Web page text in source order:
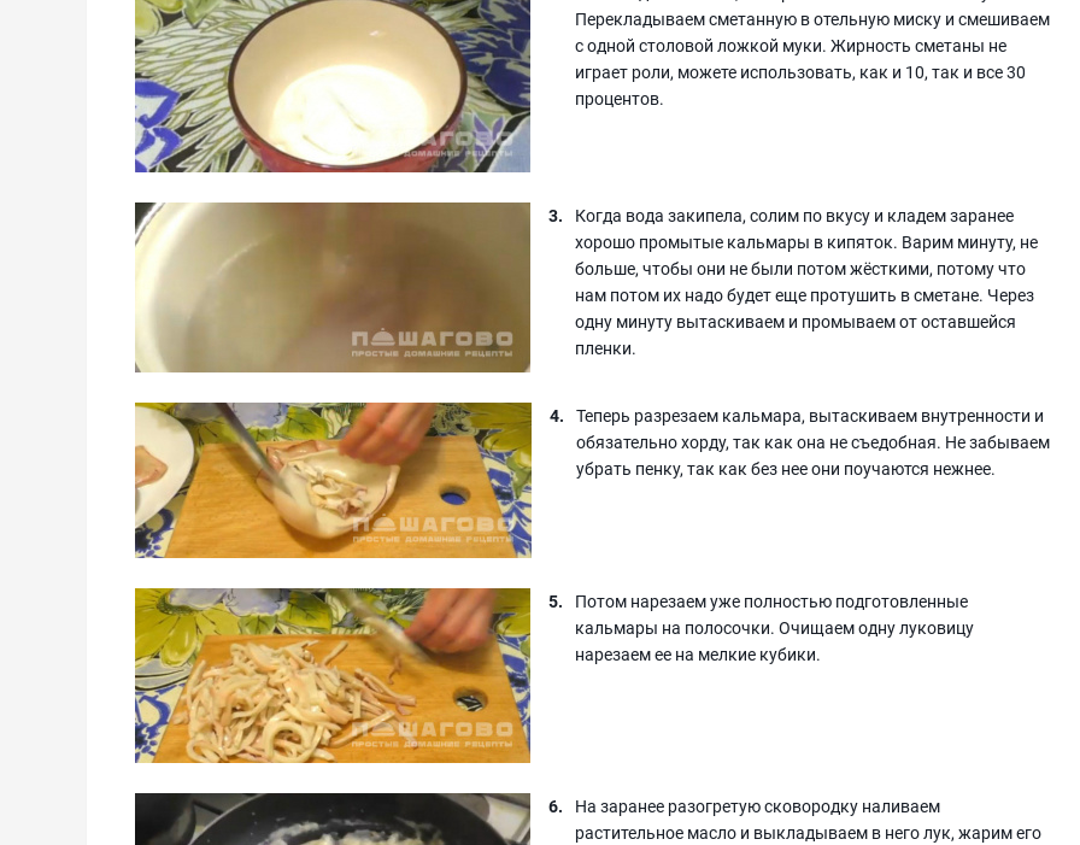
Перекладываем сметанную в отельную миску и смешиваем
с одной столовой ложкой муки. Жирность сметаны не
играет роли, можете использовать, как и 10, так и все 30
процентов.
Когда вода закипела, солим по вкусу и кладем заранее
хорошо промытые кальмары в кипяток. Варим минуту, не
больше, чтобы они не были потом жёсткими, потому что
нам потом их надо будет еще протушить в сметане. Через
одну минуту вытаскиваем и промываем от оставшейся
пленки.
Теперь разрезаем кальмара, вытаскиваем внутренности и
обязательно хорду, так как она не съедобная. Не забываем
убрать пенку, так как без нее они поучаются нежнее.
Потом нарезаем уже полностью подготовленные
кальмары на полосочки. Очищаем одну луковицу
нарезаем ее на мелкие кубики.
На заранее разогретую сковородку наливаем
растительное масло и выкладываем в него лук, жарим его